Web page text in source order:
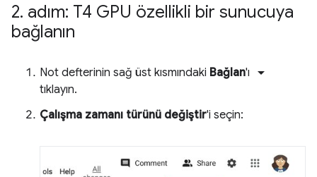
2. adım: T4 GPU özellikli bir sunucuya
bağlanın
Not defterinin sağ üst kısmındaki Bağlan'ı arrow_drop_down
tıklayın.
Çalışma zamanı türünü değiştir'i seçin: